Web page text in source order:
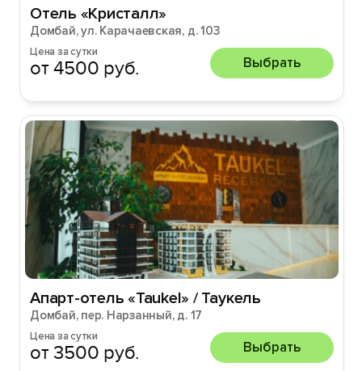
Отель «Кристалл»
Домбай, ул. Карачаевская, д. 103
Цена за сутки
от 4500 руб. Выбрать
Апарт-отель «Taukel» / Таукель
Домбай, пер. Нарзанный, д. 17
Цена за сутки
от 3500 руб. Выбрать